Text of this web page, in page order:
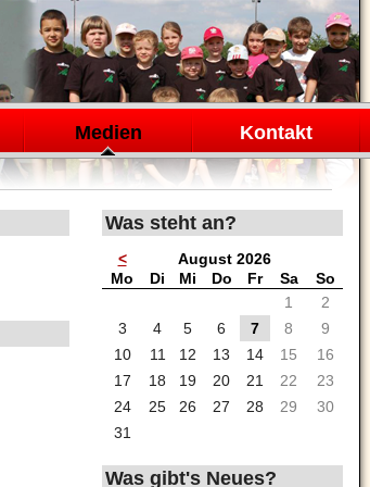
Medien Kontakt
Was steht an?
<
August 2026
Mo ntag
Di enstag
Mi ttwoch
Donnerstag
Freitag
Samstag
Sonntag
1
2
3
4 5 6 7 8
9
10
11 12 13 14 15
16
17
18 19 20 21 22
23
24
25 26 27 28 29
30
31
Was gibt's Neues?